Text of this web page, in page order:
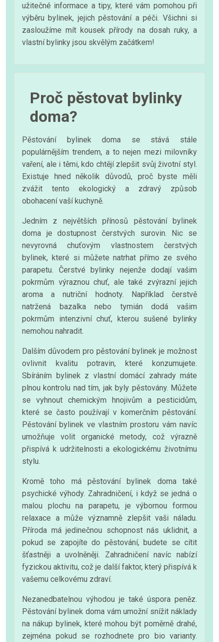
užitečné informace a tipy, které vám pomohou při
výběru bylinek, jejich pěstování a péči. Všichni si
zasloužíme mít kousek přírody na dosah ruky, a
vlastní bylinky jsou skvělým začátkem!
Proč pěstovat bylinky
doma?
Pěstování bylinek doma se stává stále
populárnějším trendem, a to nejen mezi milovníky
vaření, ale i těmi, kdo chtějí zlepšit svůj životní styl.
Existuje hned několik důvodů, proč byste měli
zvážit tento ekologický a zdravý způsob
obohacení vaší kuchyně.
Jedním z největších přínosů pěstování bylinek
doma je dostupnost čerstvých surovin. Nic se
nevyrovná chuťovým vlastnostem čerstvých
bylinek, které si můžete natrhat přímo ze svého
parapetu. Čerstvé bylinky nejenže dodají vašim
pokrmům výraznou chuť, ale také zvýrazní jejich
aroma a nutriční hodnoty. Například čerstvě
natržená bazalka nebo tymián dodá vašim
pokrmům intenzivní chuť, kterou sušené bylinky
nemohou nahradit.
Dalším důvodem pro pěstování bylinek je možnost
ovlivnit kvalitu potravin, které konzumujete.
Sbíráním bylinek z vlastní domácí zahrady máte
plnou kontrolu nad tím, jak byly pěstovány. Můžete
se vyhnout chemickým hnojivům a pesticidům,
které se často používají v komerčním pěstování.
Pěstování bylinek ve vlastním prostoru vám navíc
umožňuje volit organické metody, což výrazně
přispívá k udržitelnosti a ekologickému životnímu
stylu.
Kromě toho má pěstování bylinek doma také
psychické výhody. Zahradničení, i když se jedná o
malou plochu na parapetu, je výbornou formou
relaxace a může významně zlepšit vaši náladu.
Příroda má jedinečnou schopnost nás uklidnit, a
pokud se zapojíte do pěstování, budete se cítit
šťastněji a uvolněněji. Zahradničení navíc nabízí
fyzickou aktivitu, což je další faktor, který přispívá k
vašemu celkovému zdraví.
Nezanedbatelnou výhodou je také úspora peněz.
Pěstování bylinek doma vám umožní snížit náklady
na nákup bylinek, které mohou být poměrně drahé,
zejména pokud se rozhodnete pro bio varianty.